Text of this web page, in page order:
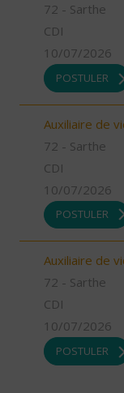
72 - Sarthe
CDI
10/07/2026
POSTULER
Auxiliaire de
72 - Sarthe
CDI
10/07/2026
POSTULER
Auxiliaire de
72 - Sarthe
CDI
10/07/2026
POSTULER